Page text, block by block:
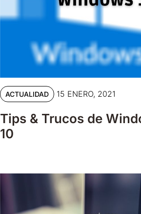
ACTUALIDAD 15 ENERO, 2021
Tips & Trucos de
10